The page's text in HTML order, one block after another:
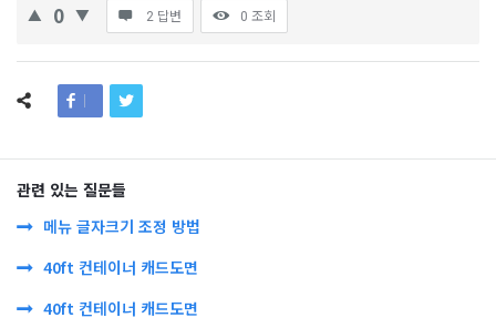
0 2 답변 0 조회
관련 있는 질문들
메뉴 글자크기 조정 방법
40ft 컨테이너 캐드도면
40ft 컨테이너 캐드도면